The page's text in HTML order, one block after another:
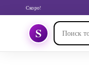
Скоро!
S